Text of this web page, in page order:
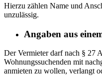
Hierzu zählen Name und
unzulässig.
Angaben aus
Der Vermieter darf nach § 27
Wohnungssuchenden mit
anmieten zu wollen, verlangt